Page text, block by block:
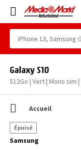
Galaxy S10
Accueil
Samsung
Épuisé